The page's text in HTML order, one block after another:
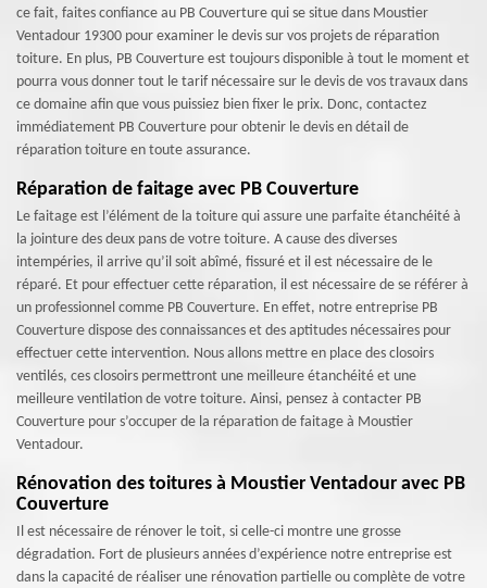
ce fait, faites confiance au PB Couverture qui se situe dans Moustier
Ventadour 19300 pour examiner le devis sur vos projets de réparation
toiture. En plus, PB Couverture est toujours disponible à tout le moment et
pourra vous donner tout le tarif nécessaire sur le devis de vos travaux dans
ce domaine afin que vous puissiez bien fixer le prix. Donc, contactez
immédiatement PB Couverture pour obtenir le devis en détail de
réparation toiture en toute assurance.
Réparation de faitage avec PB Couverture
Le faitage est l’élément de la toiture qui assure une parfaite étanchéité à
la jointure des deux pans de votre toiture. A cause des diverses
intempéries, il arrive qu’il soit abîmé, fissuré et il est nécessaire de le
réparé. Et pour effectuer cette réparation, il est nécessaire de se référer à
un professionnel comme PB Couverture. En effet, notre entreprise PB
Couverture dispose des connaissances et des aptitudes nécessaires pour
effectuer cette intervention. Nous allons mettre en place des closoirs
ventilés, ces closoirs permettront une meilleure étanchéité et une
meilleure ventilation de votre toiture. Ainsi, pensez à contacter PB
Couverture pour s’occuper de la réparation de faitage à Moustier
Ventadour.
Rénovation des toitures à Moustier Ventadour avec PB
Couverture
Il est nécessaire de rénover le toit, si celle-ci montre une grosse
dégradation. Fort de plusieurs années d’expérience notre entreprise est
dans la capacité de réaliser une rénovation partielle ou complète de votre